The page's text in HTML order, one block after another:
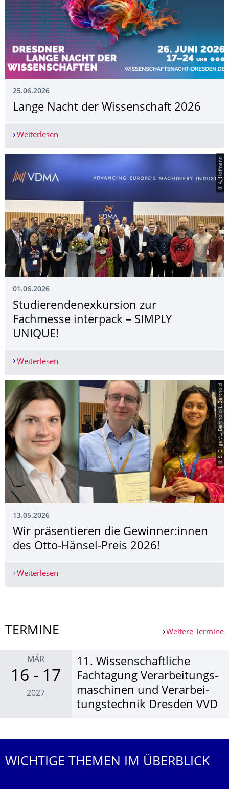
25.06.2026
Lange Nacht der Wissenschaft 2026
Weiterlesen
© A. Hofmann
01.06.2026
Studierendenexkur­sion zur
Fachmesse interpack – SIMPLY
UNIQUE!
Weiterlesen
© S. Ellger/L. Berthold/L.Berthold
13.05.2026
Wir präsentieren die Gewinner:innen
des Otto-Hänsel-Preis 2026!
Weiterlesen
TERMINE Weitere Termine
MÄR
16 - 17
2027
11. Wissen­schaft­liche
Fachta­gung Verar­bei­tungs­
maschi­nen und Verar­bei­
tungs­technik Dresden VVD
WICHTIGE THEMEN IM ÜBERBLICK